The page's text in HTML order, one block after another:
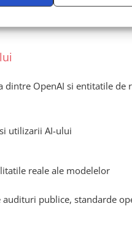
un adevarat prim exemplu
OpenAI si entitatile de
utilizarii AI-ului
reale ale modelelor
publice, standarde